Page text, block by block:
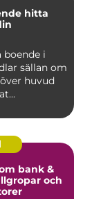
hitta
i
sällan om
huvud
at...
bank &
och